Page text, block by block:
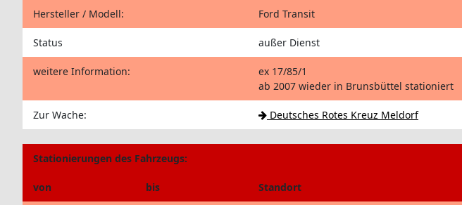
Hersteller / Modell: Ford Transit
Status außer Dienst
weitere Information:
ex 17/85/1
ab 2007 wieder in Brunsbüttel stationiert
Zur Wache: Deutsches Rotes Kreuz Meldorf
Stationierungen des Fahrzeugs:
von bis Standort